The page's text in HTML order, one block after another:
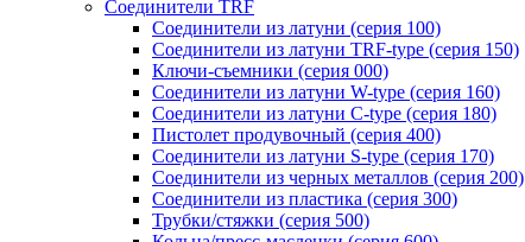
Соединители TRF
Соединители из латуни (серия 100)
Соединители из латуни TRF-type (серия 150)
Ключи-съемники (серия 000)
Соединители из латуни W-type (серия 160)
Соединители из латуни С-type (серия 180)
Пистолет продувочный (серия 400)
Соединители из латуни S-type (серия 170)
Соединители из черных металлов (серия 200)
Соединители из пластика (серия 300)
Трубки/стяжки (серия 500)